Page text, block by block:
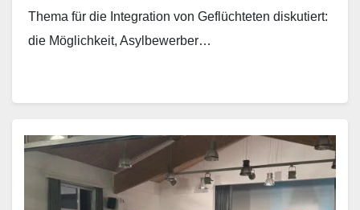
Thema für die Integration von Geflüchteten diskutiert:
die Möglichkeit, Asylbewerber…